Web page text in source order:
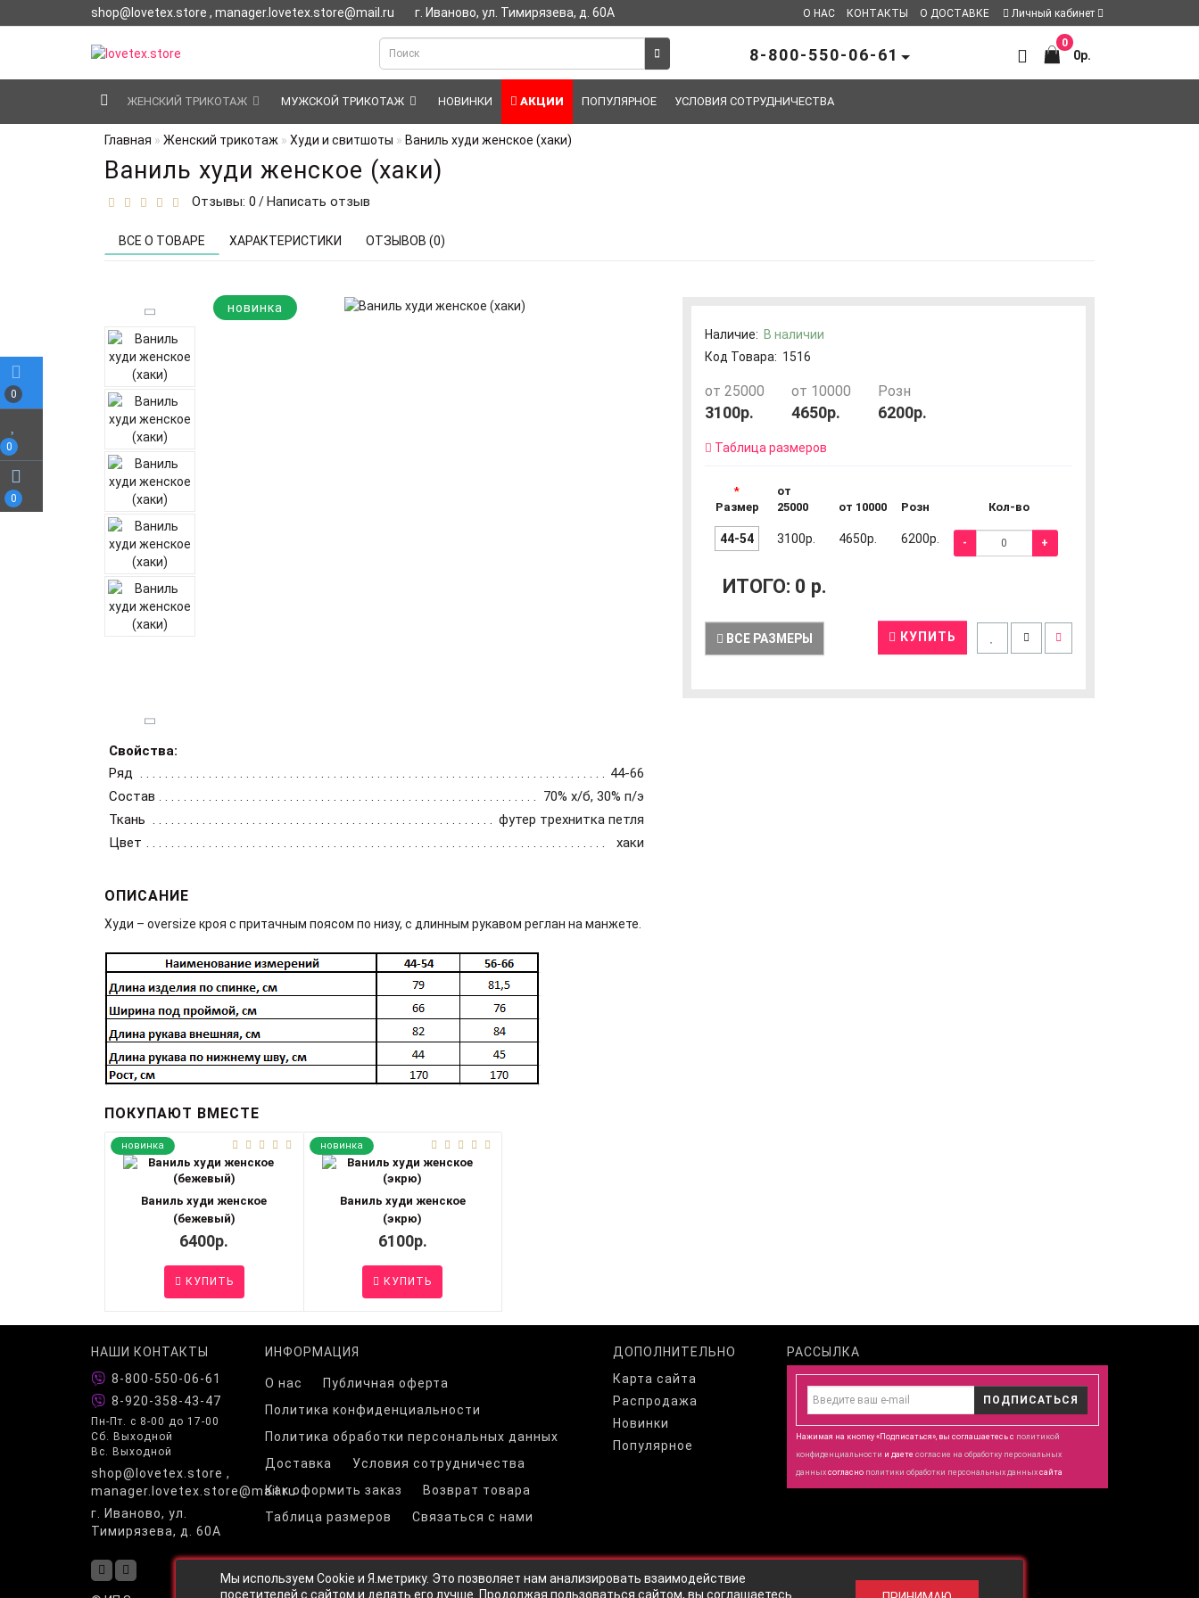
0
0
0
shop@lovetex.store , manager.lovetex.store@mail.ru г. Иваново, ул. Тимирязева, д. 60А О НАС КОНТАКТЫ О ДОСТАВКЕ Личный кабинет
0
0р.
8-800-550-06-61
ЖЕНСКИЙ ТРИКОТАЖ МУЖСКОЙ ТРИКОТАЖ НОВИНКИ АКЦИИ ПОПУЛЯРНОЕ УСЛОВИЯ СОТРУДНИЧЕСТВА
Главная Женский трикотаж Худи и свитшоты Ваниль худи женское (хаки)
Ваниль худи женское (хаки)
Отзывы: 0 /Написать отзыв
ВСЕ О ТОВАРЕ ХАРАКТЕРИСТИКИ ОТЗЫВОВ (0)
новинка
Свойства:
Ряд
44-66
Состав
70% х/б, 30% п/э
Ткань
футер трехнитка петля
Цвет
хаки
Наличие: В наличии
Код Товара: 1516
от 25000
3100р.
от 10000
4650р.
Розн
6200р.
Таблица размеров
Размер
от
25000
от 10000 Розн Кол-во
44-54 3100р. 4650р. 6200р. - +
ИТОГО: 0 р.
ВСЕ РАЗМЕРЫ КУПИТЬ
ОПИСАНИЕ
Худи – oversize кроя с притачным поясом по низу, с длинным рукавом реглан на манжете.
ПОКУПАЮТ ВМЕСТЕ
новинка
Ваниль худи женское
(бежевый)
6400р.
КУПИТЬ
новинка
Ваниль худи женское
(экрю)
6100р.
КУПИТЬ
НАШИ КОНТАКТЫ
8-800-550-06-61
8-920-358-43-47
Пн-Пт. с 8-00 до 17-00
Сб. Выходной
Вс. Выходной
shop@lovetex.store ,
manager.lovetex.store@mail.ru
г. Иваново, ул.
Тимирязева, д. 60А
ИНФОРМАЦИЯ
О нас
Публичная оферта
Политика конфиденциальности
Политика обработки персональных данных
Доставка
Условия сотрудничества
Как оформить заказ
Возврат товара
Таблица размеров
Связаться с нами
ДОПОЛНИТЕЛЬНО
Карта сайта
Распродажа
Новинки
Популярное
РАССЫЛКА
ПОДПИСАТЬСЯ
Нажимая на кнопку «Подписаться», вы соглашаетесь с политикой
конфиденциальности и даете согласие на обработку персональных
данных согласно политики обработки персональных данных сайта
Мы используем Cookie и Я.метрику. Это позволяет нам анализировать взаимодействие
посетителей с сайтом и делать его лучше. Продолжая пользоваться сайтом, вы соглашаетесь